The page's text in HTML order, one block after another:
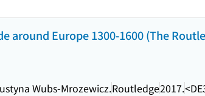
around Europe 1300-1600 (The
Wubs-Mrozewicz.Routledge2017.